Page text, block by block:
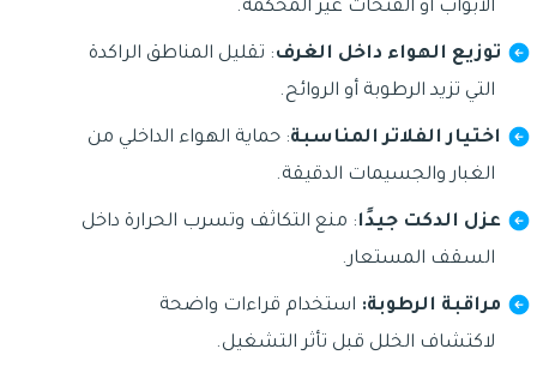
الأبواب أو الفتحات غير المحكمة.
توزيع الهواء داخل الغرف: تقليل المناطق الراكدة
التي تزيد الرطوبة أو الروائح.
اختيار الفلاتر المناسبة: حماية الهواء الداخلي من
الغبار والجسيمات الدقيقة.
عزل الدكت جيدًا: منع التكاثف وتسرب الحرارة داخل
السقف المستعار.
مراقبة الرطوبة: استخدام قراءات واضحة
لاكتشاف الخلل قبل تأثر التشغيل.